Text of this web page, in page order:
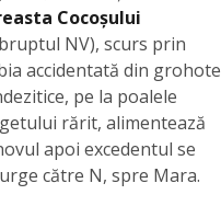
Cocoșului
NV), scurs prin
accidentată din grohote
pe la poalele
rărit, alimentează
apoi excedentul se
către N, spre Mara.